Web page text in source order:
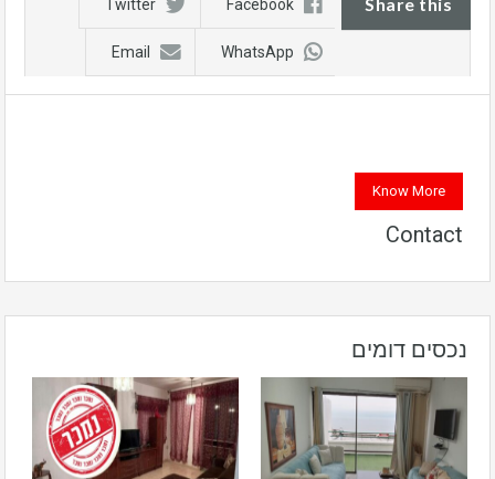
Share this
Facebook
Twitter
WhatsApp
Email
Know More
Contact
נכסים דומים